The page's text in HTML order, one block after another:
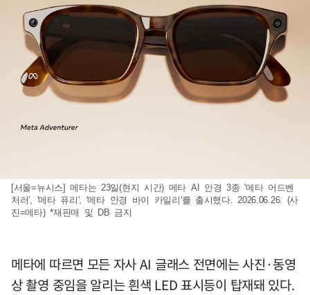
[서울=뉴시스] 메타는 23일(현지 시간) 메타 AI 안경 3종 '메타 어드벤
처러', '메타 퓨리', '메타 안경 바이 카일리'를 출시했다. 2026.06.26. (사
진=메타) *재판매 및 DB 금지
메타에 따르면 모든 자사 AI 글래스 전면에는 사진·동영
상 촬영 중임을 알리는 흰색 LED 표시등이 탑재돼 있다.